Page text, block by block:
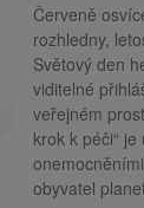
Červeně
rozhledny,
Světový den
viditelné
veřejném
krok k péči“
obyvatel